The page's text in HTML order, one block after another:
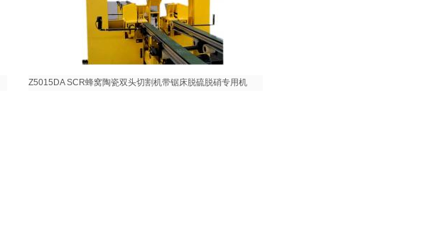
Z5015DA SCR蜂窝陶瓷双头切割机带锯床脱硫脱硝专用机